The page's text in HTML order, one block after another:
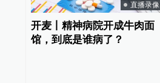
直播录像
开麦丨精神病院开成牛肉面
馆，到底是谁病了？